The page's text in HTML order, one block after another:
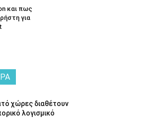
και πως
για
χώρες διαθέτουν
λογισμικό